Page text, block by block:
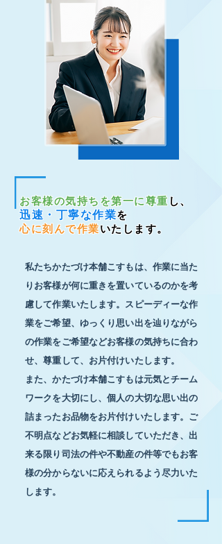
お客様の気持ちを第一に尊重 し、
迅速・丁寧な作業を
心に刻んで作業いたします。
私たちかたづけ本舗こすもは、作業に当た
りお客様が何に重きを置いているのかを考
慮して作業いたします。スピーディーな作
業をご希望、ゆっくり思い出を辿りながら
の作業をご希望などお客様の気持ちに合わ
せ、尊重して、お片付けいたします。
また、かたづけ本舗こすもは元気とチーム
ワークを大切にし、個人の大切な思い出の
詰まったお品物をお片付けいたします。ご
不明点などお気軽に相談していただき、出
来る限り司法の件や不動産の件等でもお客
様の分からないに応えられるよう尽力いた
します。